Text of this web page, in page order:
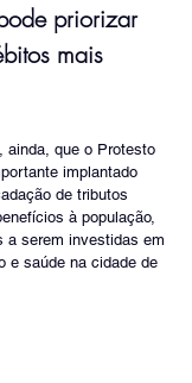
priorizar
mais
ainda, que o Protesto
implantado
de tributos
à população,
a serem investidas em
e saúde na cidade de